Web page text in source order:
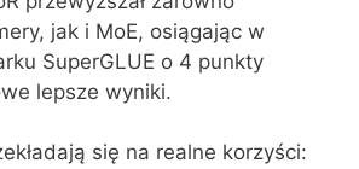
jak i MoE, osiągając w
SuperGLUE o 4 punkty
lepsze wyniki.
się na realne korzyści: